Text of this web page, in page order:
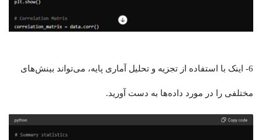
6- اینک با استفاده از تجزیه و تحلیل آماری پایه، می‌تواند بینش‌های
مختلفی را در مورد داده‌ها به دست آورید.